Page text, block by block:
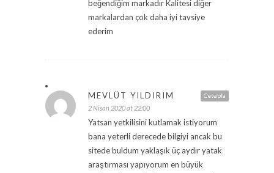
beğendiğim markadır Kalitesi diğer
markalardan çok daha iyi tavsiye
ederim
Cevapla
MEVLÜT YILDIRIM
2 Nisan 2020 at 22:00
Yatsan yetkilisini kutlamak istiyorum
bana yeterli derecede bilgiyi ancak bu
sitede buldum yaklaşık üç aydır yatak
araştırması yapıyorum en büyük